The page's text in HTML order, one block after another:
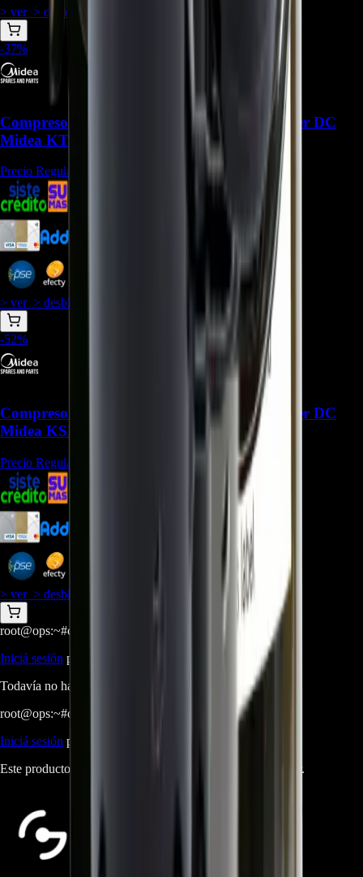
> ver_ > desbloquear oferta_
-37%
Compresor Rotativo 11103020006440 Inverter DC
Midea KTN150D30UFZA - REP-2329
Precio Regular:
> ver_ > desbloquear oferta_
-52%
Compresor Rotativo 11103020006459 Inverter DC
Midea KSN140D58UFZ - REP-1278
Precio Regular:
> ver_ > desbloquear oferta_
root@ops:~#cat
Iniciá sesión para hacer una pregunta.
Todavía no hay preguntas respondidas. Hacé la primera.
root@ops:~#cat
Iniciá sesión para dejar una reseña.
Este producto aún no tiene reseñas. Sé el primero en opinar.